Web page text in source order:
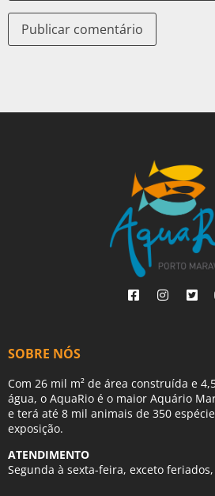
SOBRE NÓS
Com 26 mil m² de área construída e
água, o AquaRio é o maior Aquário
e terá até 8 mil animais de 350
exposição.
ATENDIMENTO
Segunda à sexta-feira, exceto